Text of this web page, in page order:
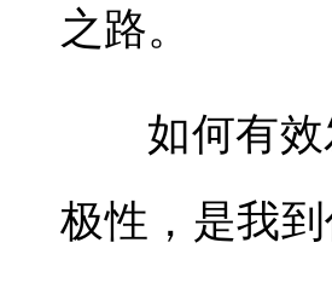
之路。
如何有
极性，是我